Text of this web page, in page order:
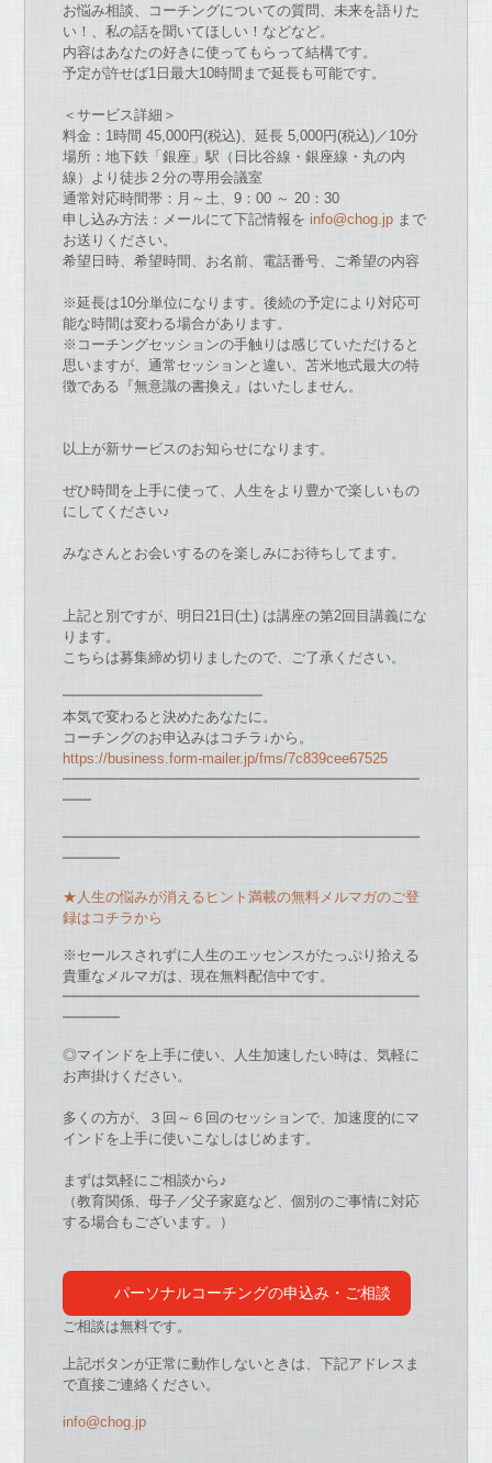
お悩み相談、 コーチ ングについての質問、未来を語り た
い！、 私の話を聞いてほしい！ な どな ど。
内容はあなたの好きに使ってもらって結構です。
予定が許せば1日最大10時間ま で延長も可能です。
＜サービス詳細＞
料金：1時間 45,000円(税込)、延長 5,000円(税込)／10分
場所：地下鉄「銀座」駅（日比谷線・銀座線・丸の内
線） より徒歩２分の専用会議室
通常対応時間帯：月～土、9：00 ～ 20：30
申し込み方法：メールにて下記情報を info@chog.jpま で
お送りください。
希望日時、希望時間、 お名前、電話番号、ご希望の内容
※延長は10分単位にな ります。 後続の予定により対応可
能な時間は変わる場合があります。
※ コーチ ングセッションの手触りは感じていた だけると
思いますが、 通常セッションと違い、苫米地式最大の特
徴である『無意識の書換え』はいた しません。
以上が新サービスのお知らせにな ります。
ぜひ時間を上手に使って、 人生をより豊かで楽しいもの
にしてください♪
みなさんと お会いするのを楽しみにお待ちしてます。
上記と別 ですが、明日21日(土) は講座の第2回目講義にな
ります。
こちらは募集締め切りまし たので、ご了承ください。
━━━━━━━━━━━━━━
本気で変わると決めたあなたに。
コーチングのお申込みはコチラ↓から。
https://business.form-mailer. jp/fms/7c839cee67525
━━━━━━━━━━━━━━━━━━━━━━━━━
━━
━━━━━━━━━━━━━━━━━━━━━━━━━
━━━━
★人生の悩みが消えるヒント満載の無料メルマガのご登
録はコチラから
※セールスされずに人生のエッセンスがたっぷり拾える
貴重なメルマガは、現在無料配信中です。
━━━━━━━━━━━━━━━━━━━━━━━━━
━━━━
◎マインドを上手に使い、人生加速したい時は、 気軽に
お声掛けください。
多くの方が、３回～６回のセッションで、 加速度的にマ
インドを上手に使いこなしはじめます。
まずは気軽にご相談から♪
（教育関係、母子／父子家庭など、 個別のご事情に対応
する場合もございます。）
パーソナルコーチングの申込み・ご相談
ご相談は無料です。
上記ボタンが正常に動作しないときは、下記アドレスま
で直接ご連絡ください。
info@chog.jp